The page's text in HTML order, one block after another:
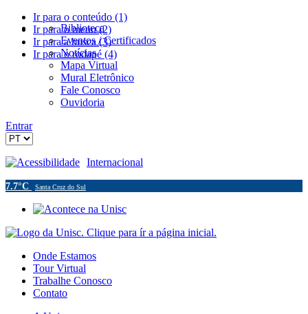
Ir para o conteúdo (1)
Ir para o menu (2)
Ir para a busca (3)
Ir para o rodapé (4)
Biblioteca
Eventos / Certificados
Notícias
Mapa Virtual
Mural Eletrônico
Fale Conosco
Ouvidoria
Entrar
Acessibilidade Internacional
7.7°C Santa Cruz do Sul
Onde Estamos
Tour Virtual
Trabalhe Conosco
Contato